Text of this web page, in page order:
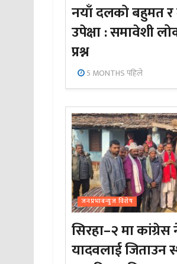
नयाँ दलको बहुमत
उपेक्षा : समावेशी
प्रश्न
5 MONTHS पहिले
जनप्रभाबन्युज विशेष
सिरहा–२ मा कांग्रेस
यादवलाई जिताउन